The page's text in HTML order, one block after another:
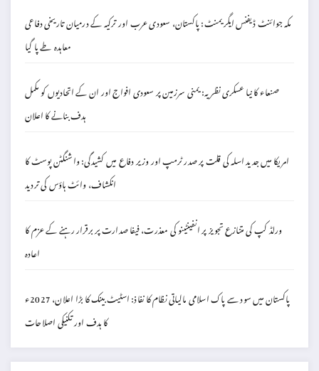
مکہ جوائنٹ ڈیفنس ایگریمنٹ: پاکستان، سعودی عرب اور ترکیہ کے درمیان تاریخی دفاعی
معاہدہ طے پا گیا
صنعاء کا نیا عسکری نظریہ: یمنی سرزمین پر سعودی افواج اور ان کے اتحادیوں کو مکمل
ہدف بنانے کا اعلان
امریکا میں جدید اسلہ کی قلت پر صدر ٹرمپ اور وزیر دفاع میں کشیدگی: واشنگٹن پوسٹ کا
انکشاف، وائٹ ہاؤس کی تردید
ورلڈ کپ کی متنازع تجویز پر انفینٹینو کی معذرت، فیفا صدارت پر برقرار رہنے کے عزم کا
اعادہ
پاکستان میں سود سے پاک اسلامی مالیاتی نظام کا نفاذ: اسٹیٹ بینک کا بڑا اعلان، 2027ء
کا ہدف اور تکنیکی اصلاحات